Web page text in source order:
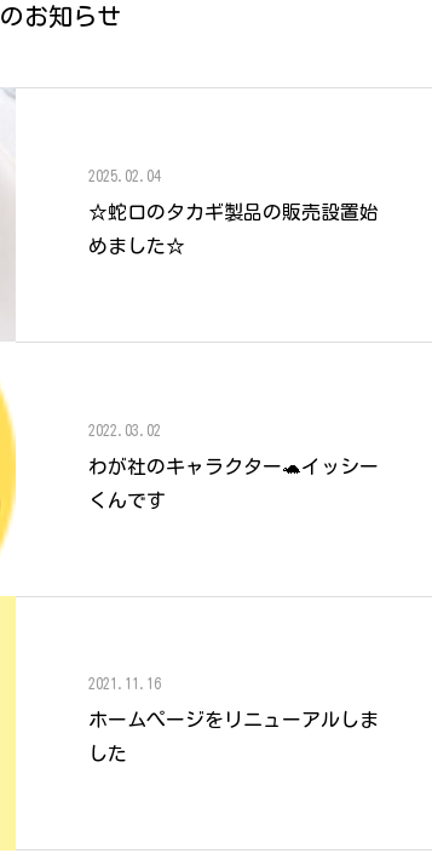
お知らせ
2025.02.04
☆蛇口のタカギ製品の販売設置始
めました☆
2022.03.02
わが社のキャラクター🐢イッシー
くんです
2021.11.16
ホームぺージをリニューアルしま
した